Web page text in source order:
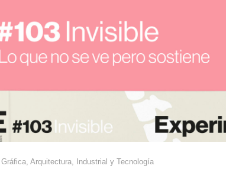
Arquitectura, Industrial y Tecnología